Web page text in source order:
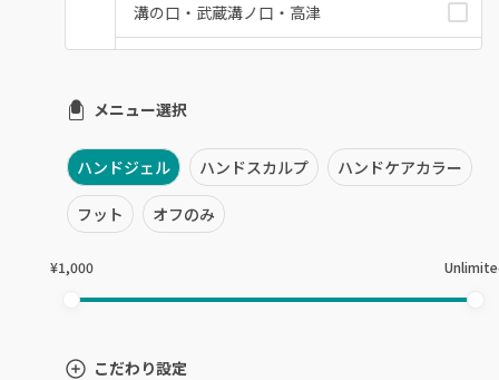
溝の口・武蔵溝ノ口・高津
本厚木・海老名・伊勢原
港北・都筑・青葉台
横須賀・鎌倉・逗子
大船・戸塚・保土ヶ谷
メニュー選択
ハンドジェル ハンドスカルプ ハンドケアカラー
フット オフのみ
¥1,000
こだわり設定